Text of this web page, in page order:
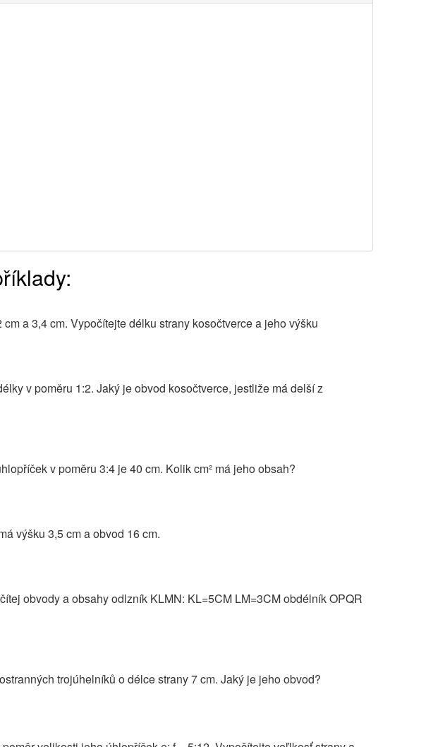
a 3,4 cm. Vypočítejte délku strany kosočtverce a jeho výšku
v poměru 1:2. Jaký je obvod kosočtverce, jestliže má delší z
v poměru 3:4 je 40 cm. Kolik cm² má jeho obsah?
výšku 3,5 cm a obvod 16 cm.
obvody a obsahy odlzník KLMN: KL=5CM LM=3CM obdélník OPQR
trojúhelníků o délce strany 7 cm. Jaký je jeho obvod?